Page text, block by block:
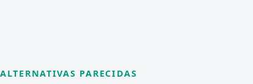
ALTERNATIVAS PARECIDAS